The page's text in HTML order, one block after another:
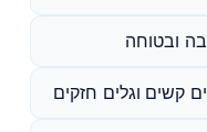
ובטוחה
קשים וגלים חזקים